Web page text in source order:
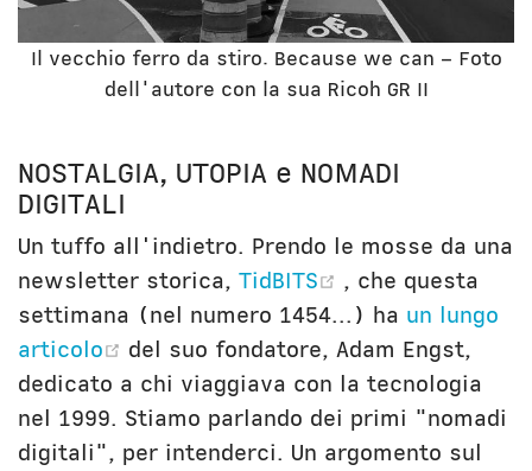
Il vecchio ferro da stiro. Because we can – Foto
dell'autore con la sua Ricoh GR II
NOSTALGIA, UTOPIA e NOMADI
DIGITALI
Un tuffo all'indietro. Prendo le mosse da una
newsletter storica, TidBITS (opens new
, che questa
settimana (nel numero 1454...) ha un lungo
articolo
(opens new window)
del suo fondatore, Adam Engst,
dedicato a chi viaggiava con la tecnologia
nel 1999. Stiamo parlando dei primi "nomadi
digitali", per intenderci. Un argomento sul